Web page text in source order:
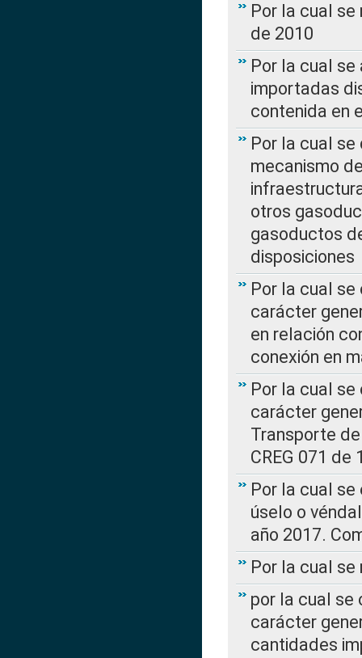
Por la cual se
de 2010
Por la cual
importadas
contenida en
Por la cual se
mecanismo
otros
gasoductos
disposiciones
Por la cual
carácter
en relación
conexión en
Por la cual
carácter
Transporte
CREG 071 de
Por la cual
úselo o
año 2017.
Por la cual se
por la cual se
carácter
cantidades